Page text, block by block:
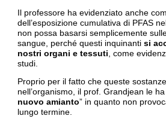
Il professore ha evidenziato anche
dell’esposizione cumulativa di PFAS
non possa basarsi semplicemente
sangue, perché questi inquinantisi
nostri organi e tessuti , come
studi.
Proprio per il fatto che queste
nell’organismo, il prof. Grandjean le
nuovo amianto” in quanto non
lungo termine.